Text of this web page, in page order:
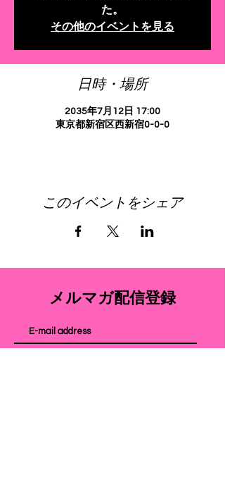
た。
その他のイベントを見る
日時・場所
2035年7月12日 17:00
東京都新宿区西新宿0-0-0
このイベントをシェア
メルマガ配信登録